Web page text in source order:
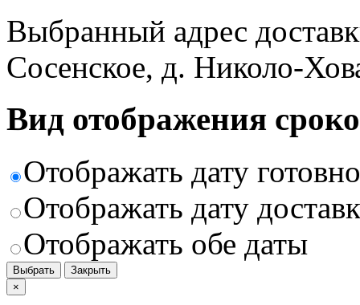
Выбранный адрес
Сосенское, д. Николо-
Вид отображения
Отображать дату
Отображать дату
Отображать обе даты
Выбрать
Закрыть
×